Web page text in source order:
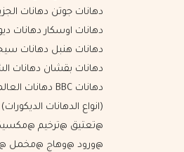
دهانات جوتن دهانات
دهانات اوسكار دهانات
دهانات هنبل دهانات
دهانات بقشان دهانات
دهانات BBC دهانات العالمية
(انواع الدهانات الديكورات)
@تعتيق @ترخيم
@ورود @وهاج @مخمل